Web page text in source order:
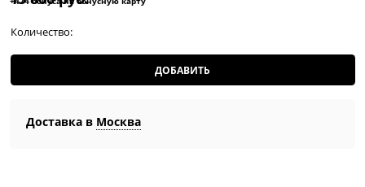
Количество:
ДОБАВИТЬ
Доставка в Москва